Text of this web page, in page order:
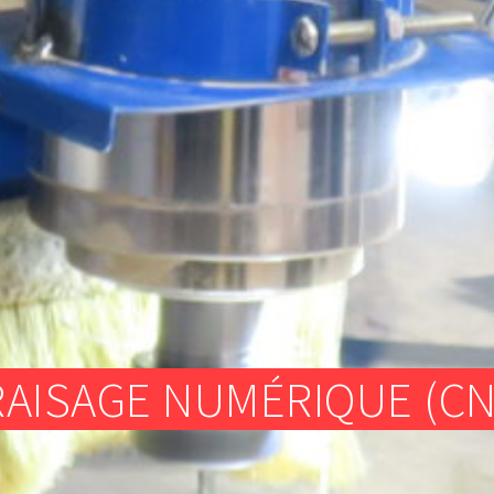
FRAISEUSES NUMERIQUES (CNC)
ELECTRONIQUE
ATELIER TEXTILE
ATELIER TEXTILE
NUMÉRIQUE